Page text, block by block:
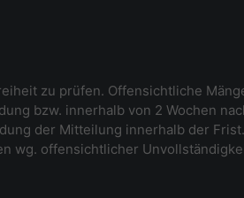
zu prüfen. Offensichtliche
bzw. innerhalb von 2 Wochen
der Mitteilung innerhalb der
wg. offensichtlicher